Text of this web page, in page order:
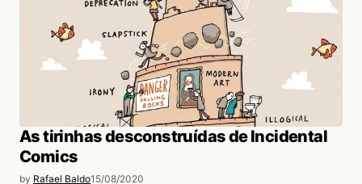
As tirinhas desconstruídas de Incidental
Comics
by Rafael Baldo15/08/2020